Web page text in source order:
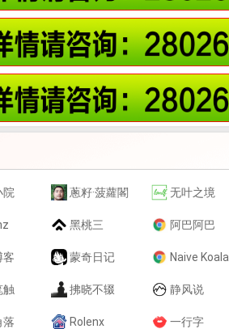
院 蔥籽·菠蘿閣 无叶之境
黑桃三 阿巴阿巴
客 蒙奇日记 Naive Koala
触 拂晓不辍 静风说
落 Rolenx 一行字